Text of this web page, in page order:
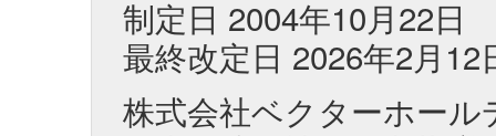
制定日 2004年10月22日
最終改定日 2026年2月12
株式会社ベクターホール